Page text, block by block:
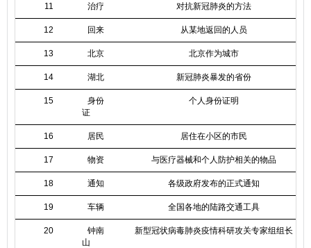
11 治疗 对抗新冠肺炎的方法
12 回来 从某地返回的人员
13 北京 北京作为城市
14 湖北 新冠肺炎暴发的省份
15
身份
证
个人身份证明
16 居民 居住在小区的市民
17 物资 与医疗器械和个人防护相关的物品
18 通知 各级政府发布的正式通知
19 车辆 全国各地的陆路交通工具
20
钟南
山
新型冠状病毒肺炎疫情科研攻关专家组组长